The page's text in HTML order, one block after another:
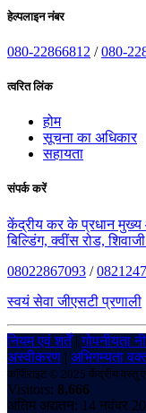
हेल्पलाइन नंबर
080-22866812 /080-
त्वरित लिंक
होम
सूचना का अधिकार
सहायता
संपर्क करें
केंद्रीय कर के प्रधान मुख्य
बिल्डिंग, क्वींस रोड,
08022867093 /
स्वयं सेवा जीएसटी प्रणाली
नियम एवं शर्तें|गोपनीयता
अस्वीकरण | अभिगम्यता
कॉपीराइट © 2025 केंद्रीय वस्तु
Visitors: 8,666
अंतिम अद्यतन: 14 नवंबर